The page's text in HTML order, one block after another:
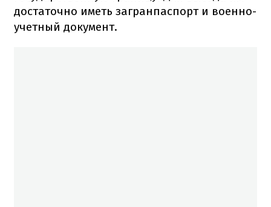
достаточно иметь загранпаспорт и военно-
учетный документ.